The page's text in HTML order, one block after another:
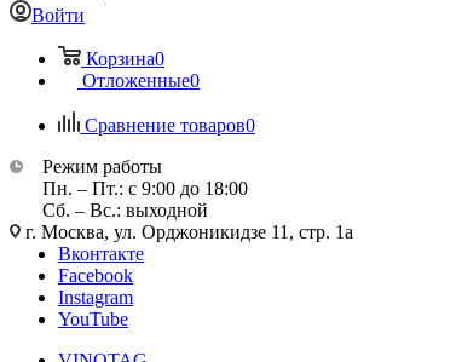
Войти
Корзина0
Отложенные0
Сравнение товаров0
Режим работы
Пн. – Пт.: с 9:00 до 18:00
Сб. – Вс.: выходной
г. Москва, ул. Орджоникидзе 11, стр. 1а
Вконтакте
Facebook
Instagram
YouTube